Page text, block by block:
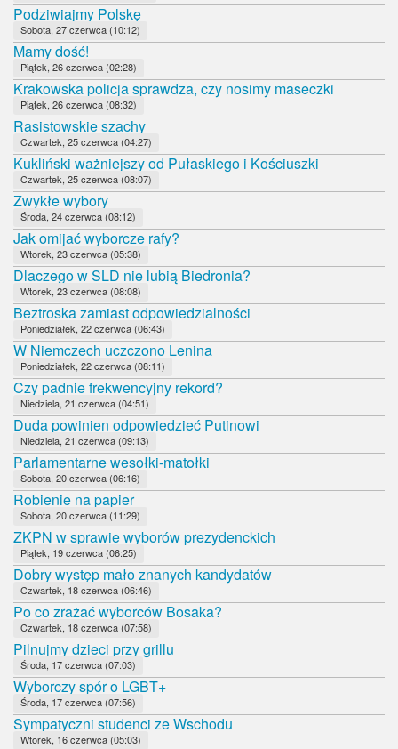
Podziwiajmy Polskę
Sobota, 27 czerwca (10:12)
Mamy dość!
Piątek, 26 czerwca (02:28)
Krakowska policja sprawdza, czy nosimy maseczki
Piątek, 26 czerwca (08:32)
Rasistowskie szachy
Czwartek, 25 czerwca (04:27)
Kukliński ważniejszy od Pułaskiego i Kościuszki
Czwartek, 25 czerwca (08:07)
Zwykłe wybory
Środa, 24 czerwca (08:12)
Jak omijać wyborcze rafy?
Wtorek, 23 czerwca (05:38)
Dlaczego w SLD nie lubią Biedronia?
Wtorek, 23 czerwca (08:08)
Beztroska zamiast odpowiedzialności
Poniedziałek, 22 czerwca (06:43)
W Niemczech uczczono Lenina
Poniedziałek, 22 czerwca (08:11)
Czy padnie frekwencyjny rekord?
Niedziela, 21 czerwca (04:51)
Duda powinien odpowiedzieć Putinowi
Niedziela, 21 czerwca (09:13)
Parlamentarne wesołki-matołki
Sobota, 20 czerwca (06:16)
Robienie na papier
Sobota, 20 czerwca (11:29)
ZKPN w sprawie wyborów prezydenckich
Piątek, 19 czerwca (06:25)
Dobry występ mało znanych kandydatów
Czwartek, 18 czerwca (06:46)
Po co zrażać wyborców Bosaka?
Czwartek, 18 czerwca (07:58)
Pilnujmy dzieci przy grillu
Środa, 17 czerwca (07:03)
Wyborczy spór o LGBT+
Środa, 17 czerwca (07:56)
Sympatyczni studenci ze Wschodu
Wtorek, 16 czerwca (05:03)